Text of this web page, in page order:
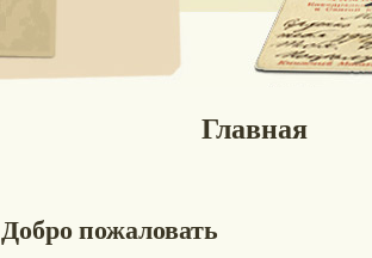
Главная
Добро пожаловать